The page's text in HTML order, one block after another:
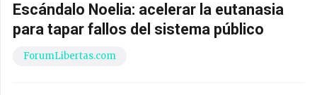
Escándalo Noelia: acelerar la eutanasia
para tapar fallos del sistema público
ForumLibertas.com